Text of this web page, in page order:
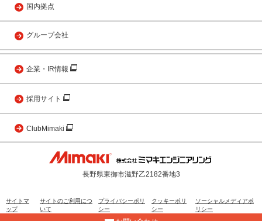
国内拠点
グループ会社
企業・IR情報
採用サイト
ClubMimaki
長野県東御市滋野乙2182番地3
サイトマ
ップ
サイトのご利用につ
いて
プライバシーポリ
シー
クッキーポリ
シー
ソーシャルメディアポ
リシー